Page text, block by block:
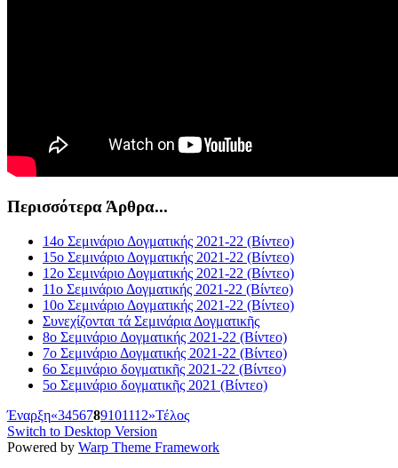
Περισσότερα Άρθρα...
14ο Σεμινάριο Δoγματικής 2021-22 (Βίντεο)
15ο Σεμινάριο Δoγματικής 2021-22 (Βίντεο)
12ο Σεμινάριο Δoγματικής 2021-22 (Βίντεο)
11ο Σεμινάριο Δoγματικής 2021-22 (Βίντεο)
10ο Σεμινάριο Δoγματικής 2021-22 (Βίντεο)
Συνεχίζονται τά Σεμινάρια Δογματικῆς
8ο Σεμινάριο Δoγματικής 2021-22 (Βίντεο)
7ο Σεμινάριο Δογματικής 2021-22 (Βίντεο)
6ο Σεμινάριο δογματικῆς 2021-22 (Βίντεο)
5ο Σεμινάριο δογματικῆς 2021 (Βίντεο)
Έναρξη«3456789101112»Τέλος
Switch to Desktop Version
Powered by Warp Theme Framework